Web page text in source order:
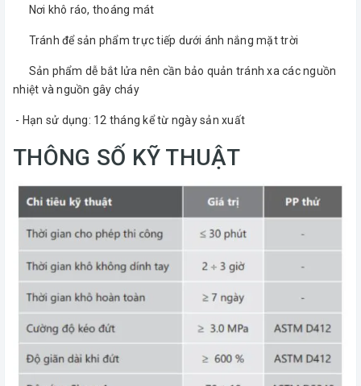
Nơi khô ráo, thoáng mát
Tránh để sản phẩm trực tiếp dưới ánh nắng mặt trời
Sản phẩm dễ bắt lửa nên cần bảo quản tránh xa các nguồn
nhiệt và nguồn gây cháy
- Hạn sử dụng: 12 tháng kể từ ngày sản xuất
THÔNG SỐ KỸ THUẬT